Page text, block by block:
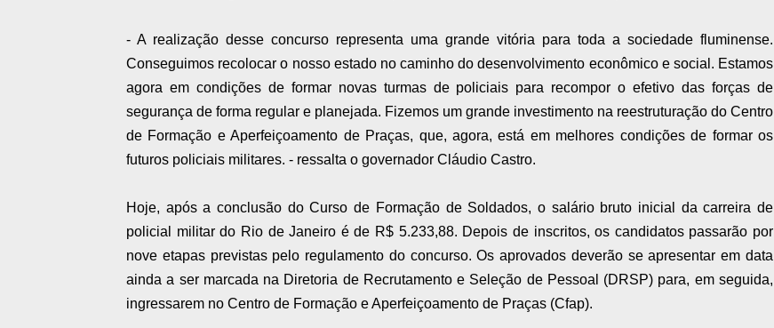
- A realização desse concurso representa uma grande vitória para toda a sociedade fluminense.
Conseguimos recolocar o nosso estado no caminho do desenvolvimento econômico e social. Estamos
agora em condições de formar novas turmas de policiais para recompor o efetivo das forças de
segurança de forma regular e planejada. Fizemos um grande investimento na reestruturação do Centro
de Formação e Aperfeiçoamento de Praças, que, agora, está em melhores condições de formar os
futuros policiais militares. - ressalta o governador Cláudio Castro.
Hoje, após a conclusão do Curso de Formação de Soldados, o salário bruto inicial da carreira de
policial militar do Rio de Janeiro é de R$ 5.233,88. Depois de inscritos, os candidatos passarão por
nove etapas previstas pelo regulamento do concurso. Os aprovados deverão se apresentar em data
ainda a ser marcada na Diretoria de Recrutamento e Seleção de Pessoal (DRSP) para, em seguida,
ingressarem no Centro de Formação e Aperfeiçoamento de Praças (Cfap).